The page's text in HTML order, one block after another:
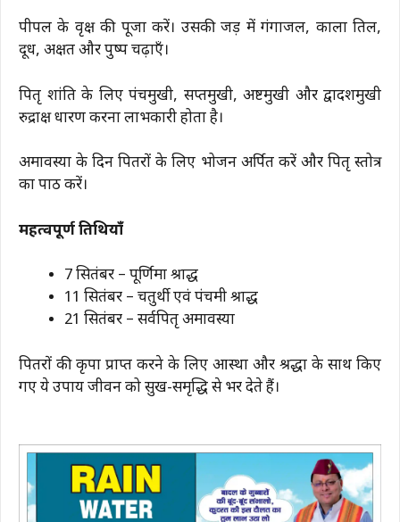
पीपल के वृक्ष की पूजा करें। उसकी जड़ में गंगाजल, काला तिल,
दूध, अक्षत और पुष्प चढ़ाएँ।
पितृ शांति के लिए पंचमुखी, सप्तमुखी, अष्टमुखी और द्वादशमुखी
रुद्राक्ष धारण करना लाभकारी होता है।
अमावस्या के दिन पितरों के लिए भोजन अर्पित करें और पितृ स्तोत्र
का पाठ करें।
महत्वपूर्ण तिथियाँ
7 सितंबर – पूर्णिमा श्राद्ध
11 सितंबर – चतुर्थी एवं पंचमी श्राद्ध
21 सितंबर – सर्वपितृ अमावस्या
पितरों की कृपा प्राप्त करने के लिए आस्था और श्रद्धा के साथ किए
गए ये उपाय जीवन को सुख-समृद्धि से भर देते हैं।